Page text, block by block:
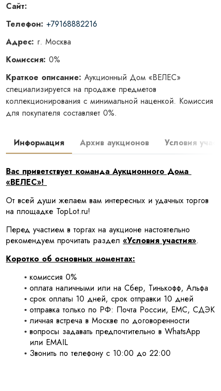
Сайт:
Телефон: +79168882216
Адрес: г. Москва
Комиссия: 0%
Краткое описание: Аукционный Дом «ВЕЛЕС»
специализируется на продаже предметов
коллекционирования с минимальной наценкой. Комиссия
для покупателя составляет 0%.
Информация Архив аукционов Условия
Вас приветствует команда Аукционного Дома
«ВЕЛЕС»!
От всей души желаем вам интересных и удачных торгов
на площадке TopLot.ru!
Перед участием в торгах на аукционе настоятельно
рекомендуем прочитать раздел «Условия участия».
Коротко об основных моментах:
комиссия 0%
оплата наличными или на Сбер, Тинькофф, Альфа
срок оплаты 10 дней, срок отправки 10 дней
отправка только по РФ: Почта России, ЕМС, СДЭК
личная встреча в Москве по договоренности
вопросы задавать предпочтительно в WhatsApp
или EMAIL
Звонить по телефону с 10:00 до 22:00